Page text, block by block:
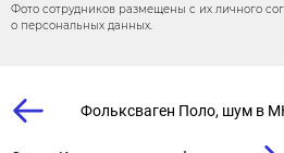
Фото сотрудников размещены с их личного
о персональных данных.
Фольксваген Поло, шум в